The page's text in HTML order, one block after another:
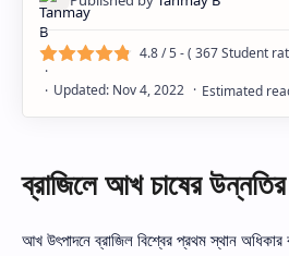
4.8/ 5 - ( 367Student
ব্রাজিলে আখ চাষের
আখ উৎপাদনে ব্রাজিল বিশ্বের প্রথম স্থান